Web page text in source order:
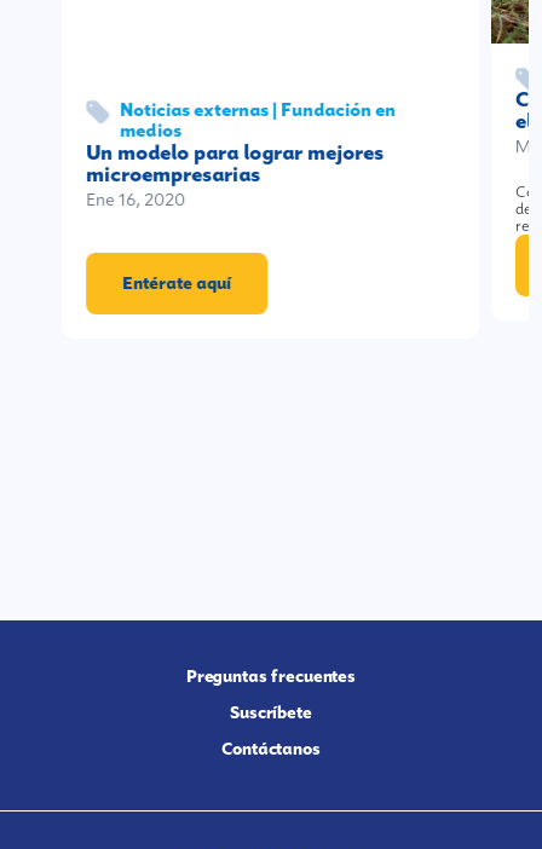
Noticias externas | Fundación en
medios
Un modelo para lograr mejores
microempresarias
Ene 16, 2020
Entérate aquí
el
de
Preguntas frecuentes
Suscríbete
Contáctanos